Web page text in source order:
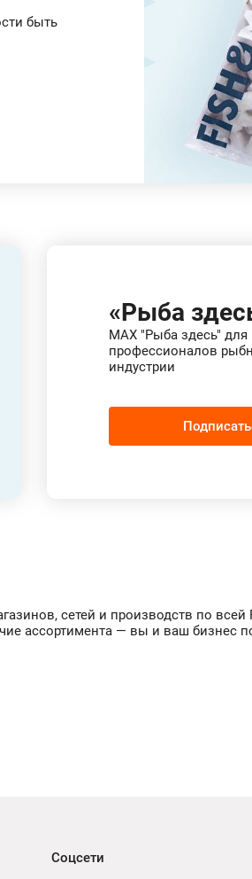
быть
«Рыба
MAX "Рыба здесь" для
профессионалов
индустрии
сетей и производств по
ассортимента — вы и ваш бизнес
Соцсети